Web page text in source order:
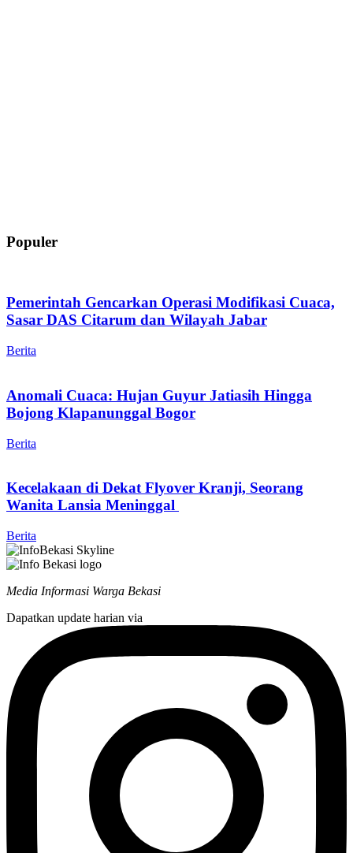
Populer
Pemerintah Gencarkan Operasi Modifikasi Cuaca,
Sasar DAS Citarum dan Wilayah Jabar
Berita
Anomali Cuaca: Hujan Guyur Jatiasih Hingga
Bojong Klapanunggal Bogor
Berita
Kecelakaan di Dekat Flyover Kranji, Seorang
Wanita Lansia Meninggal
Berita
Media Informasi Warga Bekasi
Dapatkan update harian via